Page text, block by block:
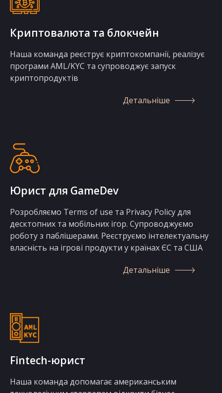
Криптовалюта та блокчейн
Наша команда реєструє криптокомпанії, реалізує
програми AML/KYC та супроводжує запуск
криптопродуктів
Детальніше
Юрист для GameDev
Розробляємо Terms of use та Privacy Policy для
десктопних та мобільних ігор. Супроводжуємо
роботу з паблішерами. Реєструємо інтелектуальну
власність на ігрові продукти у країнах ЄС та США
Детальніше
Fintech-юрист
Наша команда допомагає американським